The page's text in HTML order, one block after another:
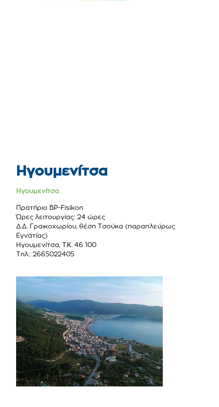
Ηγουμενίτσα
Ηγουμενίτσα
Πρατήριο BP-Fisikon
Ώρες λειτουργίας: 24 ώρες
Δ.Δ. Γραικοχωρίου, θέση Τσούκα (παραπλεύρως
Εγνατίας)
Ηγουμενίτσα, Τ.Κ. 46 100
Τηλ.: 2665022405